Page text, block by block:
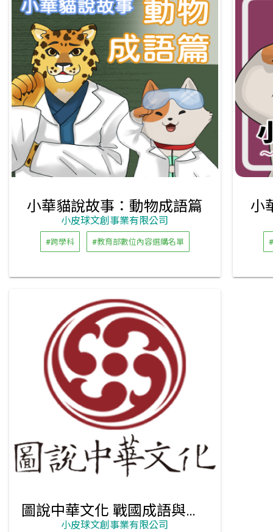
小華貓說故事：動物成語篇
小皮球文創事業有限公司
#跨學科 #教育部數位內容選購名單
小
圖說中華文化 戰國成語與戰國文化 叢書
小皮球文創事業有限公司